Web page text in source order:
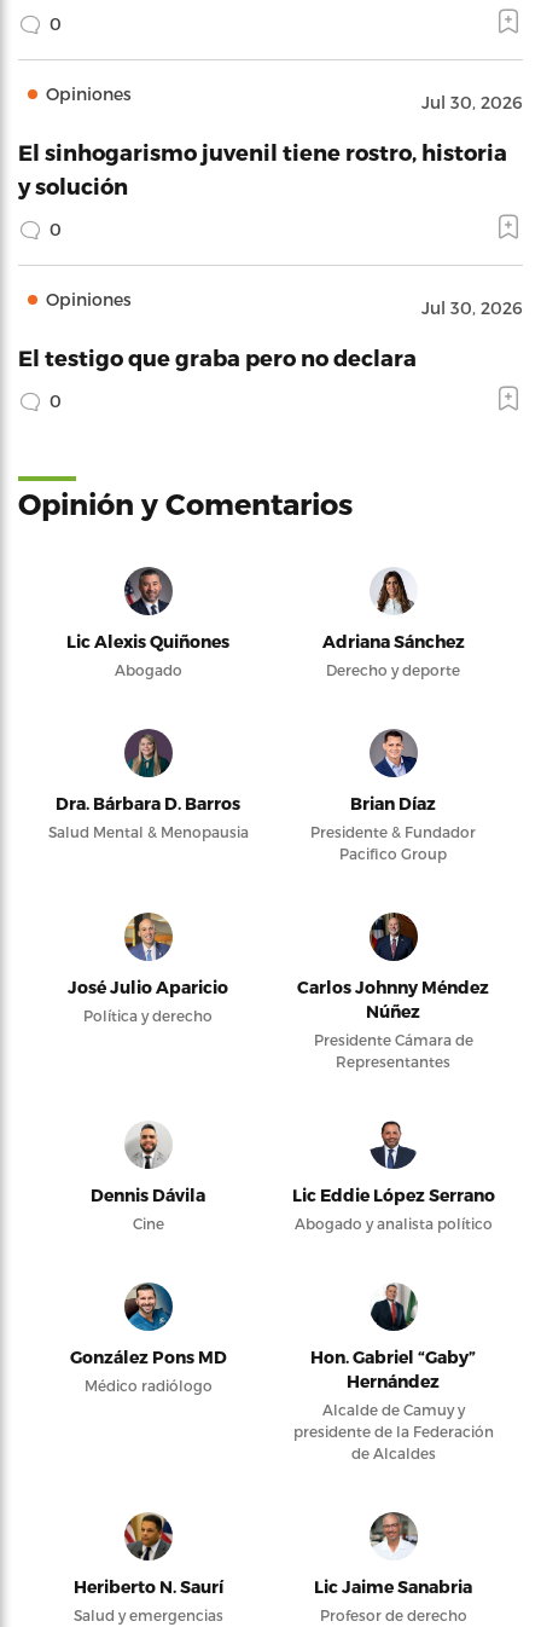
0
Opiniones Jul 30, 2026
El sinhogarismo juvenil tiene rostro, historia
y solución
0
Opiniones Jul 30, 2026
El testigo que graba pero no declara
0
Opinión y Comentarios
Lic Alexis Quiñones
Abogado
Adriana Sánchez
Derecho y deporte
Dra. Bárbara D. Barros
Salud Mental & Menopausia
Brian Díaz
Presidente & Fundador
Pacifico Group
José Julio Aparicio
Política y derecho
Carlos Johnny Méndez
Núñez
Presidente Cámara de
Representantes
Dennis Dávila
Cine
Lic Eddie López Serrano
Abogado y analista político
González Pons MD
Médico radiólogo
Hon. Gabriel “Gaby”
Hernández
Alcalde de Camuy y
presidente de la Federación
de Alcaldes
Heriberto N. Saurí
Salud y emergencias
Lic Jaime Sanabria
Profesor de derecho